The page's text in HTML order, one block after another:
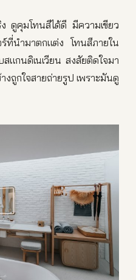
ดูคุมโทนสีได้ดี มีความเขียว
ร์ที่นำมาตกแต่ง โทนสีภายใน
แกนดิเนเวียน สงสัยติดใจมา
ถูกใจสายถ่ายรูป เพราะมันดู